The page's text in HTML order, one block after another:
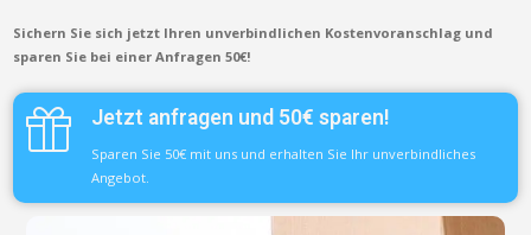
Sichern Sie sich jetzt Ihren unverbindlichen Kostenvoranschlag und
sparen Sie bei einer Anfragen 50€!
Jetzt anfragen und 50€ sparen!
Sparen Sie 50€ mit uns und erhalten Sie Ihr unverbindliches
Angebot.